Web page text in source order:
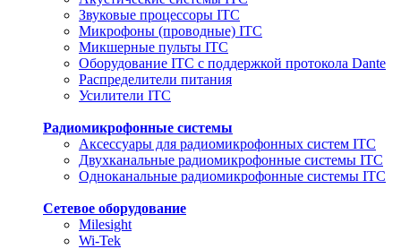
Звуковые процессоры ITC
Микрофоны (проводные) ITC
Микшерные пульты ITC
Оборудование ITC с поддержкой протокола Dante
Распределители питания
Усилители ITC
Радиомикрофонные системы
Аксессуары для радиомикрофонных систем ITC
Двухканальные радиомикрофонные системы ITC
Одноканальные радиомикрофонные системы ITC
Сетевое оборудование
Milesight
Wi-Tek